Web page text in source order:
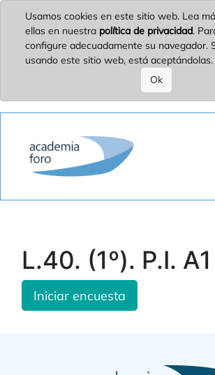
Usamos cookies en este sitio web. Lea
ellas en nuestra política de privacidad.
configure adecuadamente su navegador.
usando este sitio web, está aceptándolas.
Ok
L.40. (1º). P.I. A1
Iniciar encuesta